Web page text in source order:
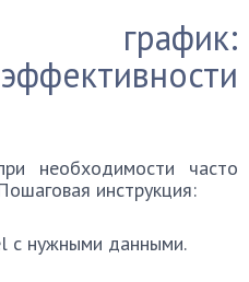
график:
необходимости часто
инструкция:
с нужными данными.